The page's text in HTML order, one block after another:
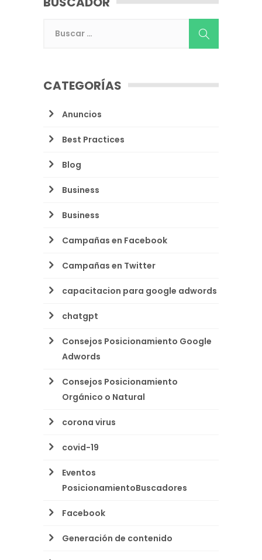
CATEGORÍAS
Anuncios
Best Practices
Blog
Business
Business
Campañas en Facebook
Campañas en Twitter
capacitacion para google adwords
chatgpt
Consejos Posicionamiento Google
Adwords
Consejos Posicionamiento
Orgánico o Natural
corona virus
covid-19
Eventos
PosicionamientoBuscadores
Facebook
Generación de contenido